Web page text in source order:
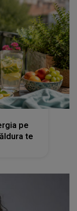
pe
te